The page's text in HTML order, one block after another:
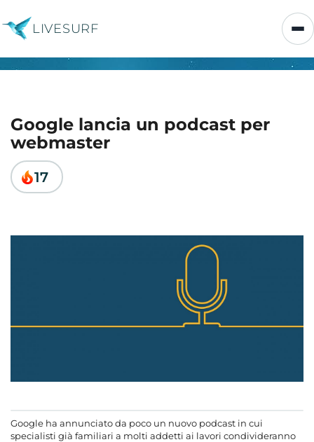
LIVESURF
Google lancia un podcast per
webmaster
17
Google ha annunciato da poco un nuovo podcast in cui
specialisti già familiari a molti addetti ai lavori condivideranno